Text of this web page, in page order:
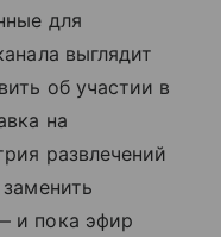
для
выглядит
об участии в
на
развлечений
и пока эфир